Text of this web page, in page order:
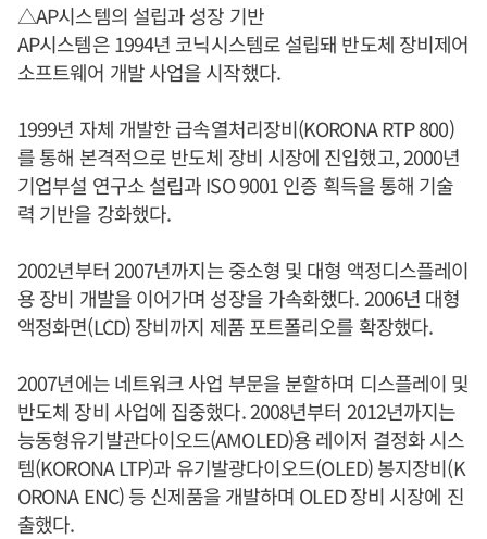
△AP시스템의 설립과 성장 기반
AP시스템은 1994년 코닉시스템로 설립돼 반도체 장비제어
소프트웨어 개발 사업을 시작했다.
1999년 자체 개발한 급속열처리장비(KORONA RTP 800)
를 통해 본격적으로 반도체 장비 시장에 진입했고, 2000년
기업부설 연구소 설립과 ISO 9001 인증 획득을 통해 기술
력 기반을 강화했다.
2002년부터 2007년까지는 중소형 및 대형 액정디스플레이
용 장비 개발을 이어가며 성장을 가속화했다. 2006년 대형
액정화면(LCD) 장비까지 제품 포트폴리오를 확장했다.
2007년에는 네트워크 사업 부문을 분할하며 디스플레이 및
반도체 장비 사업에 집중했다. 2008년부터 2012년까지는
능동형유기발관다이오드(AMOLED)용 레이저 결정화 시스
템(KORONA LTP)과 유기발광다이오드(OLED) 봉지장비(K
ORONA ENC) 등 신제품을 개발하며 OLED 장비 시장에 진
출했다.